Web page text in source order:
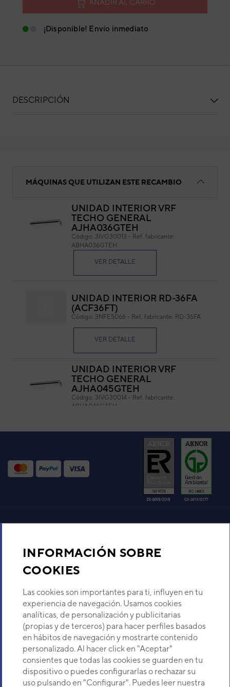
INFORMACIÓN SOBRE
COOKIES
Las cookies son importantes para ti, influyen en tu
experiencia de navegación. Usamos cookies
analíticas, de personalización y publicitarias
(propias y de terceros) para hacer perfiles basados
en hábitos de navegación y mostrarte contenido
personalizado. Al hacer click en "Aceptar"
consientes que todas las cookies se guarden en tu
dispositivo o puedes configurarlas o rechazar su
uso pulsando en "Configurar". Puedes leer nuestra
AÑADIR AL CARRO
¡Disponible! Envío inmediato
DESCRIPCIÓN
MÁQUINAS QUE UTILIZAN ESTE RECAMBIO
UNIDAD INTERIOR VRF
TECHO GENERAL
AJHA036GTEH
Código: 3IVG30013 - Ref. fabricante:
ABHA036GTEH
VER DETALLE
UNIDAD INTERIOR RD-36FA
(ACF36FT)
Código: 3NFE5066 - Ref. fabricante: RD-36FA
VER DETALLE
UNIDAD INTERIOR VRF
TECHO GENERAL
AJHA045GTEH
Código: 3IVG30014 - Ref. fabricante:
ABHA045GTEH
UNIDAD INTERIOR RD-30FA
(ACF30F)
Código: Ref. fabricante: RD-30FA
Código: 3NGF8541-Ref. fabricante:
UNIDAD INTERIOR VRF
TECHO FUJITSU AIRSTAGE
ABYA030GTEH
Código:3IVF30012-Ref. fabricante:
ABYA030GTEH
VER DETALLE
Sobre Nosotros
Descubre Eurofred
Dónde Estamos
¿Buscas un servicio técnico?